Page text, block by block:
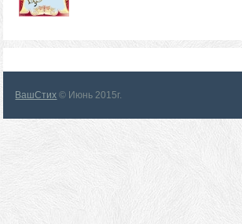
ВашСтих © Июнь 2015г.